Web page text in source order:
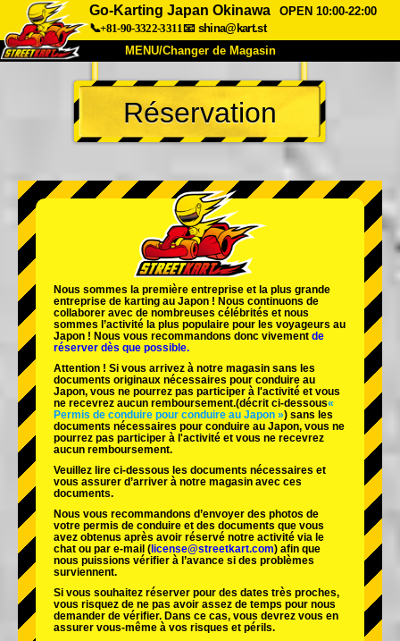
Go-Karting Japan Okinawa
OPEN 10:00-22:00
📞+81-90-3322-3311📧 shina@kart.st
MENU/Changer de Magasin
ACCUEIL
À Propos Caractéristiques Tarifs
Entreprise Réservation
Changer de Magasin
Tokyo Shinagawa Tokyo Akihabara#1
Tokyo Akihabara#2
Tokyo Shibuya Annexe Baie de Tokyo
Tokyo Asakusa Osaka
Réservation
Nous sommes la première entreprise et la plus grande
entreprise de karting au Japon ! Nous continuons de
collaborer avec de nombreuses célébrités et nous
sommes l’activité la plus populaire pour les voyageurs au
Japon ! Nous vous recommandons donc vivement de
réserver dès que possible.
Attention ! Si vous arrivez à notre magasin sans les
documents originaux nécessaires pour conduire au
Japon, vous ne pourrez pas participer à l'activité et vous
ne recevrez aucun remboursement.(décrit ci-dessous«
Permis de conduire pour conduire au Japon ») sans les
documents nécessaires pour conduire au Japon, vous ne
pourrez pas participer à l'activité et vous ne recevrez
aucun remboursement.
Veuillez lire ci-dessous les documents nécessaires et
vous assurer d’arriver à notre magasin avec ces
documents.
Nous vous recommandons d’envoyer des photos de
votre permis de conduire et des documents que vous
avez obtenus après avoir réservé notre activité via le
chat ou par e-mail ( license@streetkart.com) afin que
nous puissions vérifier à l’avance si des problèmes
surviennent.
Si vous souhaitez réserver pour des dates très proches,
vous risquez de ne pas avoir assez de temps pour nous
demander de vérifier. Dans ce cas, vous devrez vous en
assurer vous-même à vos risques et périls.